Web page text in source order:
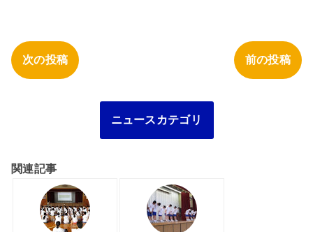
次の投稿 前の投稿
ニュースカテゴリ
関連記事